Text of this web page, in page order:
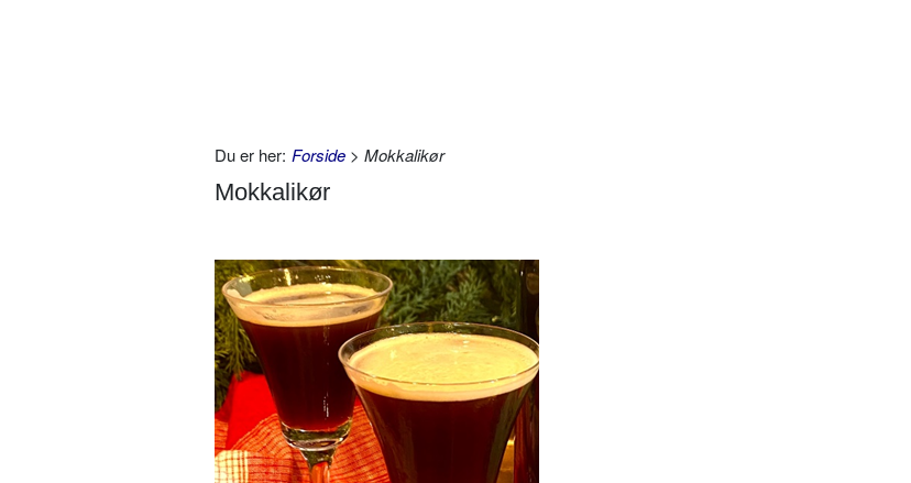
Du er her: Forside > Mokkalikør
Mokkalikør